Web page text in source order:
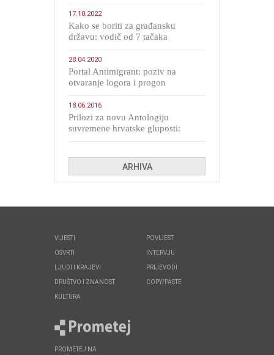
17.10.2022
Kako se boriti za građansku
državu: vodič od 7 tačaka
28.04.2020
Portal Antimigrant: poziv na
otvaranje logora i progon
18.06.2016
Prilozi za novu Antologiju
suvremene hrvatske gluposti:
ARHIVA
VIJESTI
OSVRTI
LJUDI I KRAJEVI
DRUŠTVO I ZNANOST
KULTURA
POVIJEST
INTERVJU
PRIJEVODI
COPY/PASTE
PROMETEJ NA